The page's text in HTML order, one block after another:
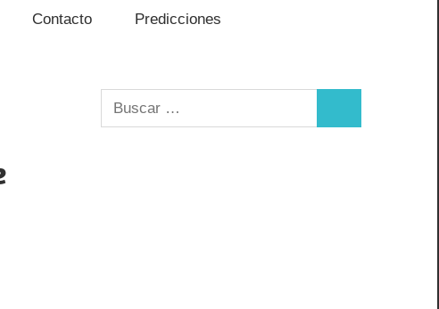
Contacto Predicciones
Buscar: